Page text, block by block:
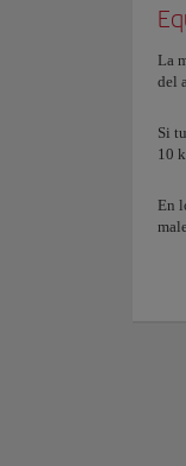
La
del
Si
10
En